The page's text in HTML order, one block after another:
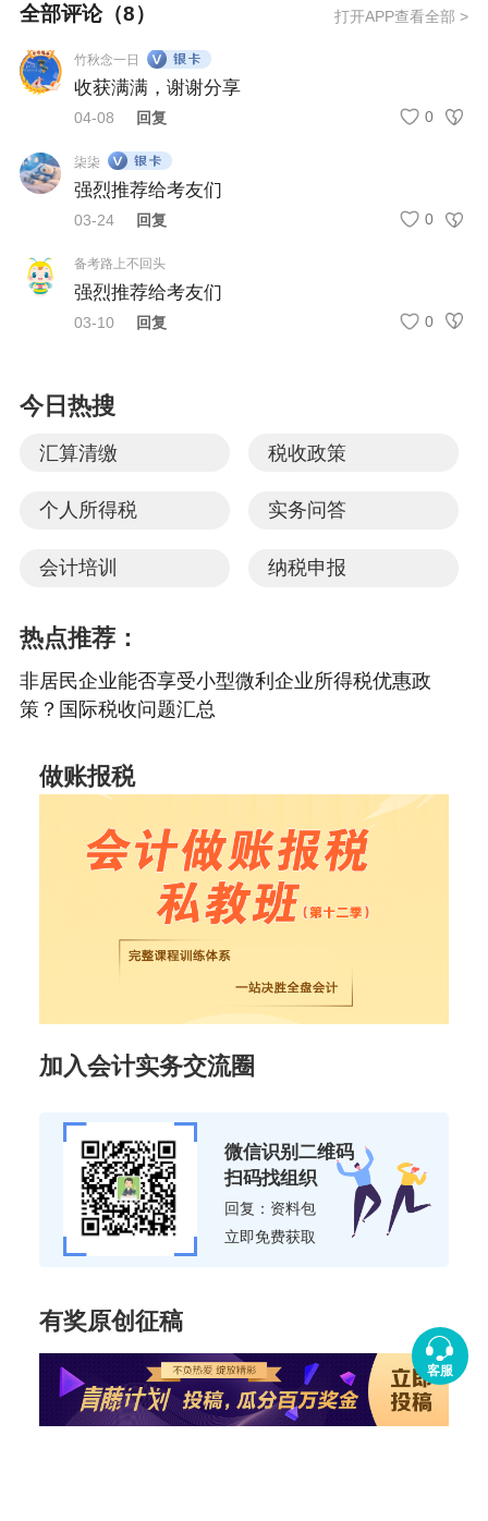
全部评论（8） 打开APP查看全部 >
竹秋念一日
收获满满，谢谢分享
04-08 回复 0
柒柒
强烈推荐给考友们
03-24 回复 0
备考路上不回头
强烈推荐给考友们
03-10 回复 0
今日热搜
汇算清缴 税收政策
个人所得税 实务问答
会计培训 纳税申报
热点推荐：
非居民企业能否享受小型微利企业所得税优惠政
策？国际税收问题汇总
做账报税
加入会计实务交流圈
微信识别二维码
扫码找组织
回复：资料包
立即免费获取
有奖原创征稿
客服